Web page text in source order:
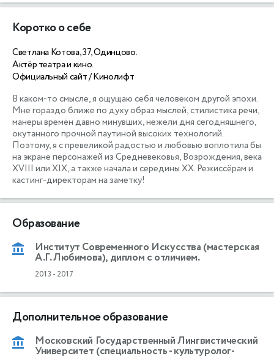
Коротко о себе
Светлана Котова, 37, Одинцово.
Актёр театра и кино.
Официальный сайт / Кинолифт
В каком-то смысле, я ощущаю себя человеком другой эпохи.
Мне гораздо ближе по духу образ мыслей, стилистика речи,
манеры времён давно минувших, нежели дня сегодняшнего,
окутанного прочной паутиной высоких технологий.
Поэтому, я с превеликой радостью и любовью воплотила бы
на экране персонажей из Средневековья, Возрождения, века
XVIII или XIX, а также начала и середины XX. Режиссёрам и
кастинг-директорам на заметку!
Образование
Институт Современного Искусства (мастерская
А.Г. Любимова), диплом с отличием.
2013 - 2017
Дополнительное образование
Московский Государственный Лингвистический
Университет (специальность - культуролог-